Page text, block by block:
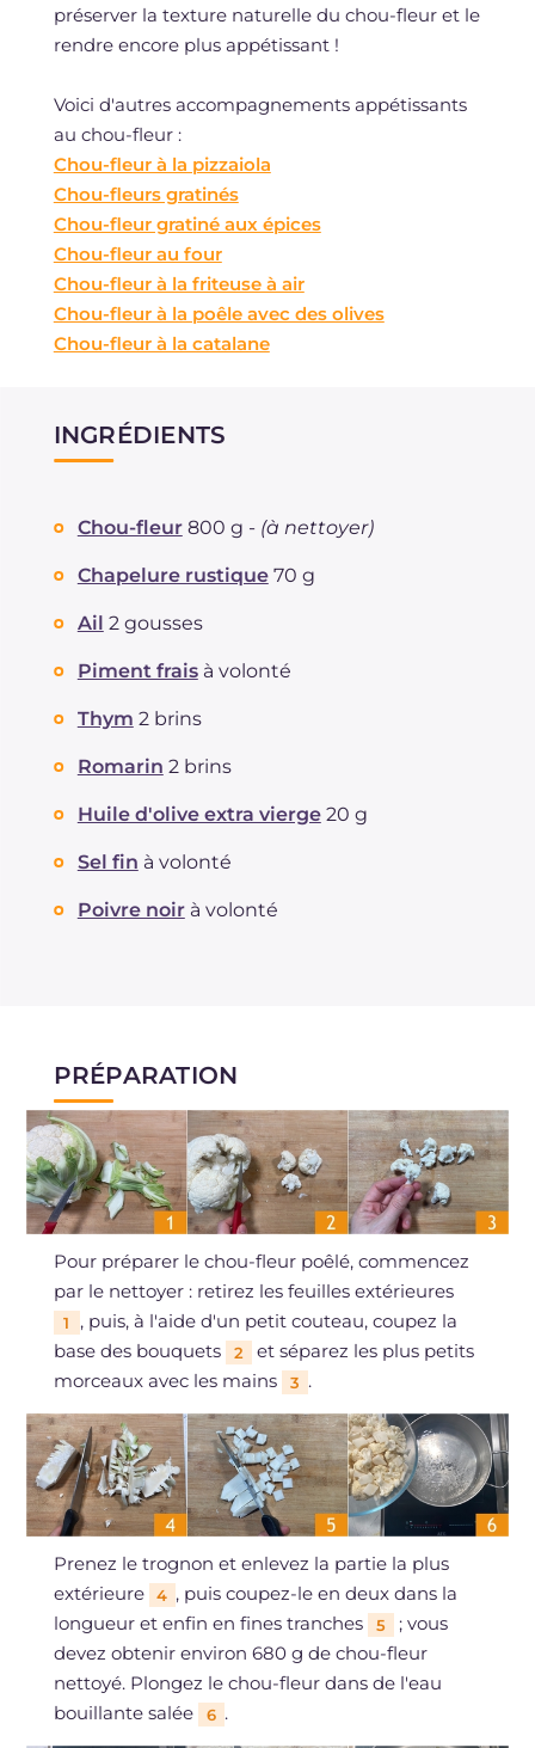
préserver la texture naturelle du chou-fleur et le
rendre encore plus appétissant !
Voici d'autres accompagnements appétissants
au chou-fleur :
Chou-fleur à la pizzaiola
Chou-fleurs gratinés
Chou-fleur gratiné aux épices
Chou-fleur au four
Chou-fleur à la friteuse à air
Chou-fleur à la poêle avec des olives
Chou-fleur à la catalane
INGRÉDIENTS
Chou-fleur 800 g - (à nettoyer)
Chapelure rustique 70 g
Ail 2 gousses
Piment frais à volonté
Thym 2 brins
Romarin 2 brins
Huile d'olive extra vierge 20 g
Sel fin à volonté
Poivre noir à volonté
PRÉPARATION
Pour préparer le chou-fleur poêlé, commencez
par le nettoyer : retirez les feuilles extérieures
1
, puis, à l'aide d'un petit couteau, coupez la
base des bouquets
2
et séparez les plus petits
morceaux avec les mains
3 .
Prenez le trognon et enlevez la partie la plus
extérieure
4 , puis coupez-le en deux dans la
longueur et enfin en fines tranches
5
; vous
devez obtenir environ 680 g de chou-fleur
nettoyé. Plongez le chou-fleur dans de l'eau
bouillante salée
6 .